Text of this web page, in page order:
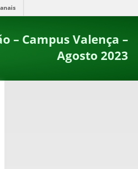
– Campus Valença –
Agosto 2023